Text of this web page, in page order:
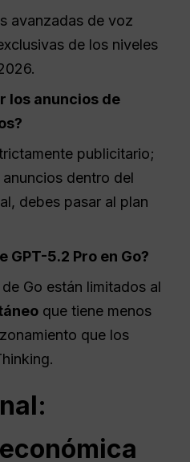
avanzadas de voz
de los niveles
los anuncios de
publicitario;
dentro del
debes pasar al plan
GPT-5.2 Pro en Go?
Go están limitados al
que tiene menos
que los